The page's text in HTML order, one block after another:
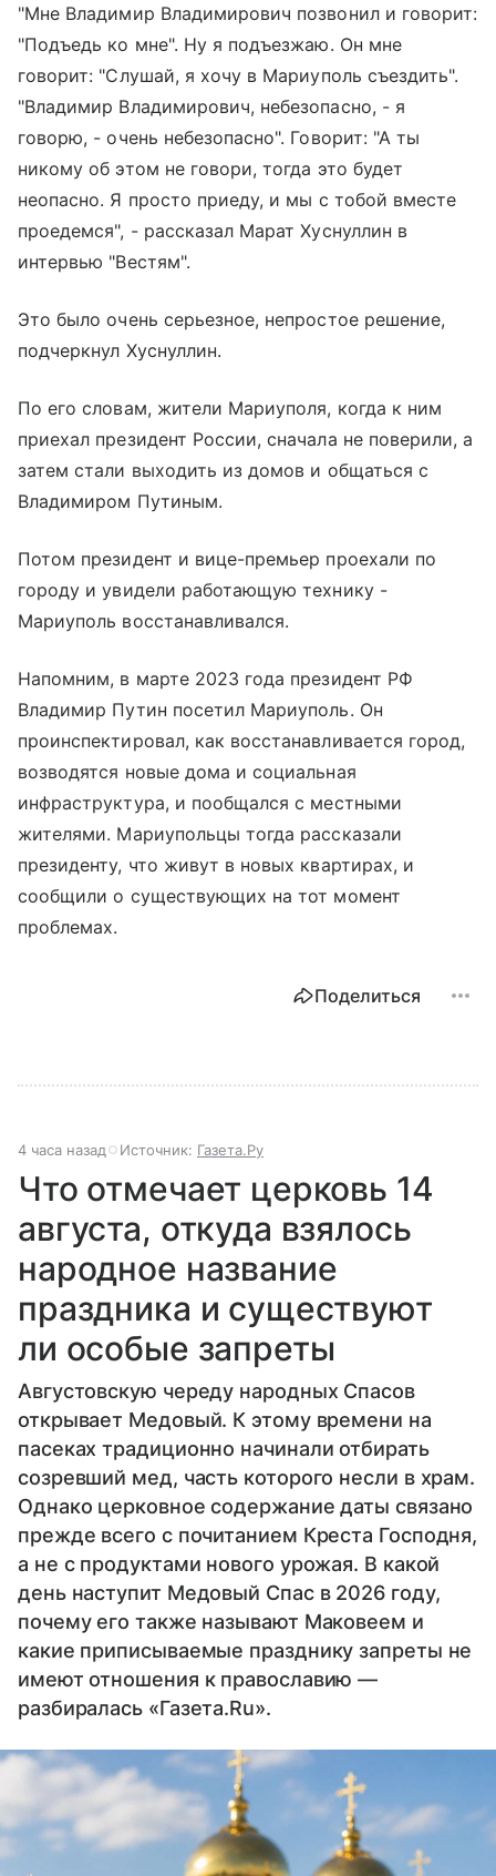
"Мне Владимир Владимирович позвонил и говорит:
"Подъедь ко мне". Ну я подъезжаю. Он мне
говорит: "Слушай, я хочу в Мариуполь съездить".
"Владимир Владимирович, небезопасно, - я
говорю, - очень небезопасно". Говорит: "А ты
никому об этом не говори, тогда это будет
неопасно. Я просто приеду, и мы с тобой вместе
проедемся", - рассказал Марат Хуснуллин в
интервью "Вестям".
Это было очень серьезное, непростое решение,
подчеркнул Хуснуллин.
По его словам, жители Мариуполя, когда к ним
приехал президент России, сначала не поверили, а
затем стали выходить из домов и общаться с
Владимиром Путиным.
Потом президент и вице-премьер проехали по
городу и увидели работающую технику -
Мариуполь восстанавливался.
Напомним, в марте 2023 года президент РФ
Владимир Путин посетил Мариуполь. Он
проинспектировал, как восстанавливается город,
возводятся новые дома и социальная
инфраструктура, и пообщался с местными
жителями. Мариупольцы тогда рассказали
президенту, что живут в новых квартирах, и
сообщили о существующих на тот момент
проблемах.
Поделиться
4 часа назад Источник: Газета.Ру
Что отмечает церковь 14
августа, откуда взялось
народное название
праздника и существуют
ли особые запреты
Августовскую череду народных Спасов
открывает Медовый. К этому времени на
пасеках традиционно начинали отбирать
созревший мед, часть которого несли в храм.
Однако церковное содержание даты связано
прежде всего с почитанием Креста Господня,
а не с продуктами нового урожая. В какой
день наступит Медовый Спас в 2026 году,
почему его также называют Маковеем и
какие приписываемые празднику запреты не
имеют отношения к православию —
разбиралась «Газета.Ru».